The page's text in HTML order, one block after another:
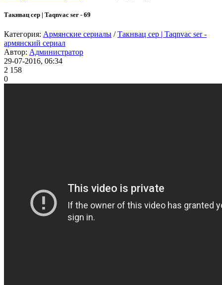
Такнвац сер | Taqnvac ser - 69
Категория: Армянские сериалы /Такнвац сер | Taqnvac ser -
армянский сериал
Автор: Администратор
29-07-2016, 06:34
2 158
0